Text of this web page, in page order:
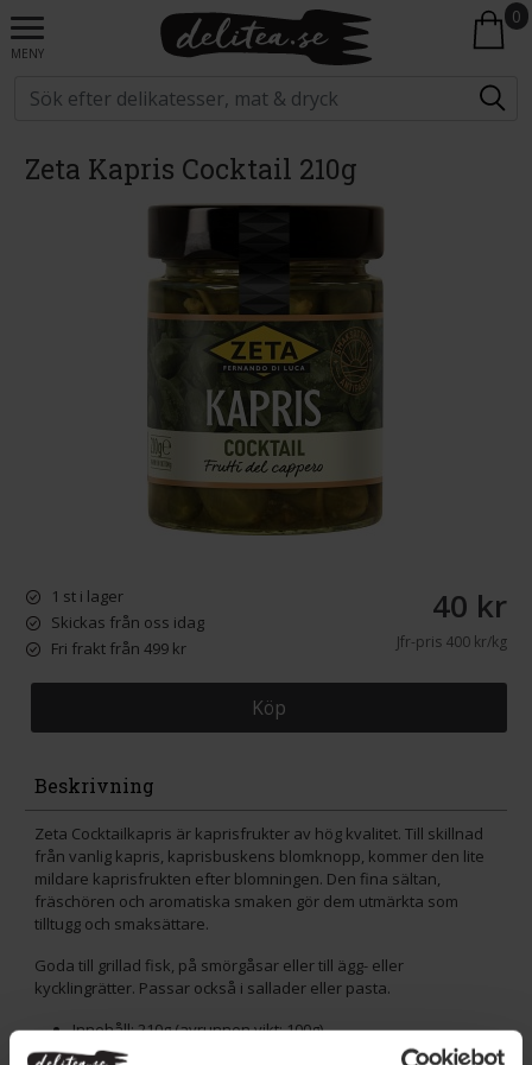
MENY
0
Zeta Kapris Cocktail 210g
1 st i lager
Skickas från oss idag
Fri frakt från 499 kr
40 kr
Jfr-pris400 kr/kg
Köp
Beskrivning
Zeta Cocktailkapris är kaprisfrukter av hög kvalitet. Till skillnad
från vanlig kapris, kaprisbuskens blomknopp, kommer den lite
mildare kaprisfrukten efter blomningen. Den fina sältan,
fräschören och aromatiska smaken gör dem utmärkta som
tilltugg och smaksättare.
Goda till grillad fisk, på smörgåsar eller till ägg- eller
kycklingrätter. Passar också i sallader eller pasta.
Innehåll: 210g (avrunnen vikt: 100g)